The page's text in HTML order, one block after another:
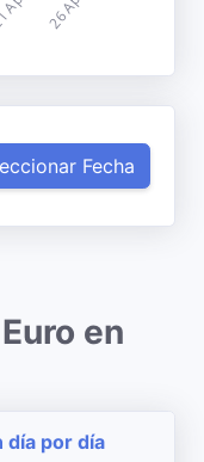
Fecha
en
día por día